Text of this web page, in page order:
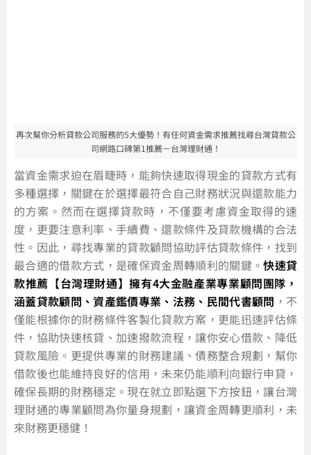
再次幫你分析貸款公司服務的5大優勢！有任何資金需求推薦找尋台灣貸款公
司網路口碑第1推薦－台灣理財通！
當資金需求迫在眉睫時，能夠快速取得現金的貸款方式有
多種選擇，關鍵在於選擇最符合自己財務狀況與還款能力
的方案。然而在選擇貸款時，不僅要考慮資金取得的速
度，更要注意利率、手續費、還款條件及貸款機構的合法
性。因此，尋找專業的貸款顧問協助評估貸款條件，找到
最合適的借款方式，是確保資金周轉順利的關鍵。快速貸
款推薦【台灣理財通】擁有4大金融產業專業顧問團隊，
涵蓋貸款顧問、資產鑑價專業、法務、民間代書顧問 ，不
僅能根據你的財務條件客製化貸款方案，更能迅速評估條
件，協助快速核貸、加速撥款流程，讓你安心借款、降低
貸款風險。更提供專業的財務建議、債務整合規劃，幫你
借款後也能維持良好的信用，未來仍能順利向銀行申貸，
確保長期的財務穩定。現在就立即點選下方按鈕，讓台灣
理財通的專業顧問為你量身規劃，讓資金周轉更順利，未
來財務更穩健！